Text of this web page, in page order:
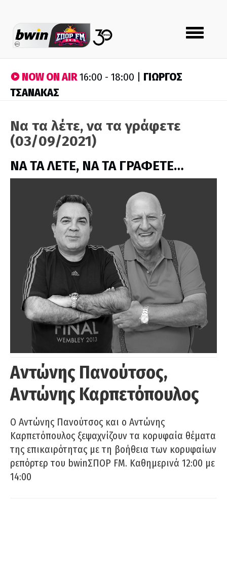
Toggle
navigation
NOW ON AIR16:00 - 18:00 | ΓΙΩΡΓΟΣ
ΤΣΑΝΑΚΑΣ
Να τα λέτε, να τα γράφετε
(03/09/2021)
ΝΑ ΤΑ ΛΕΤΕ, ΝΑ ΤΑ ΓΡΑΦΕΤΕ…
Αντώνης Πανούτσος,
Αντώνης Καρπετόπουλος
Ο Αντώνης Πανούτσος και ο Αντώνης
Καρπετόπουλος ξεψαχνίζουν τα κορυφαία θέματα
της επικαιρότητας με τη βοήθεια των κορυφαίων
ρεπόρτερ του bwinΣΠΟΡ FM. Καθημερινά 12:00 με
14:00